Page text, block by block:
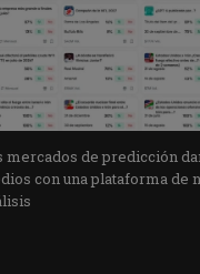
mercados de predicción
con una plataforma de